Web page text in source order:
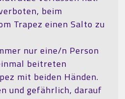
beim
Trapez einen Salto zu
nur eine/n Person
beitreten
mit beiden Händen.
und gefährlich, darauf